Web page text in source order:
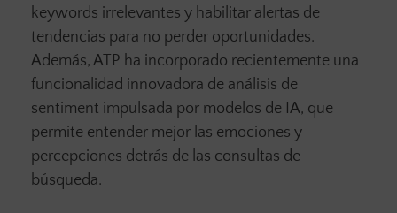
keywords irrelevantes y habilitar alertas de
tendencias para no perder oportunidades.
Además, ATP ha incorporado recientemente una
funcionalidad innovadora de análisis de
sentiment impulsada por modelos de IA, que
permite entender mejor las emociones y
percepciones detrás de las consultas de
búsqueda.